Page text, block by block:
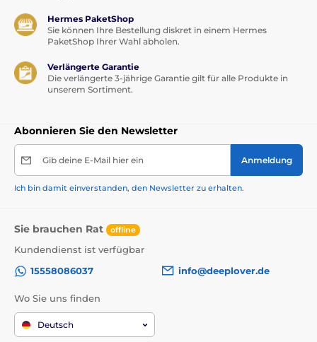
Hermes PaketShop
Sie können Ihre Bestellung diskret in einem Hermes
PaketShop Ihrer Wahl abholen.
Verlängerte Garantie
Die verlängerte 3-jährige Garantie gilt für alle Produkte in
unserem Sortiment.
Abonnieren Sie den Newsletter
Gib deine E-Mail hier ein Anmeldung
Ich bin damit einverstanden, den Newsletter zu erhalten.
Sie brauchen Rat offline
Kundendienst ist verfügbar
15558086037
info@deeplover.de
Wo Sie uns finden
Deutsch